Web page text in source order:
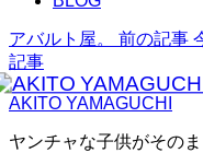
アバルト屋。 前の記事
記事
AKITO YAMAGUCHI
ヤンチャな子供がその